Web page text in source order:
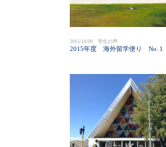
2015/10/09 学生の声
2015年度 海外留学便り No. 1